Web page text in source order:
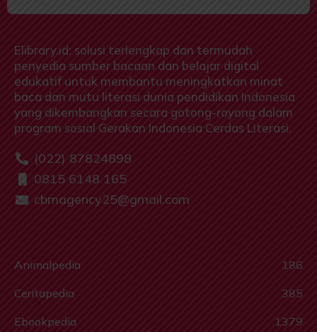
Elibrary.id: solusi terlengkap dan termudah
penyedia sumber bacaan dan belajar digital
edukatif untuk membantu meningkatkan minat
baca dan mutu literasi dunia pendidikan Indonesia
yang dikembangkan secara gotong-royong dalam
program sosial Gerakan Indonesia Cerdas Literasi.
(022) 87824898
0815 6148 165
cbmagency25@gmail.com
Animalpedia
186
Ceritapedia
385
Ebookpedia
1379